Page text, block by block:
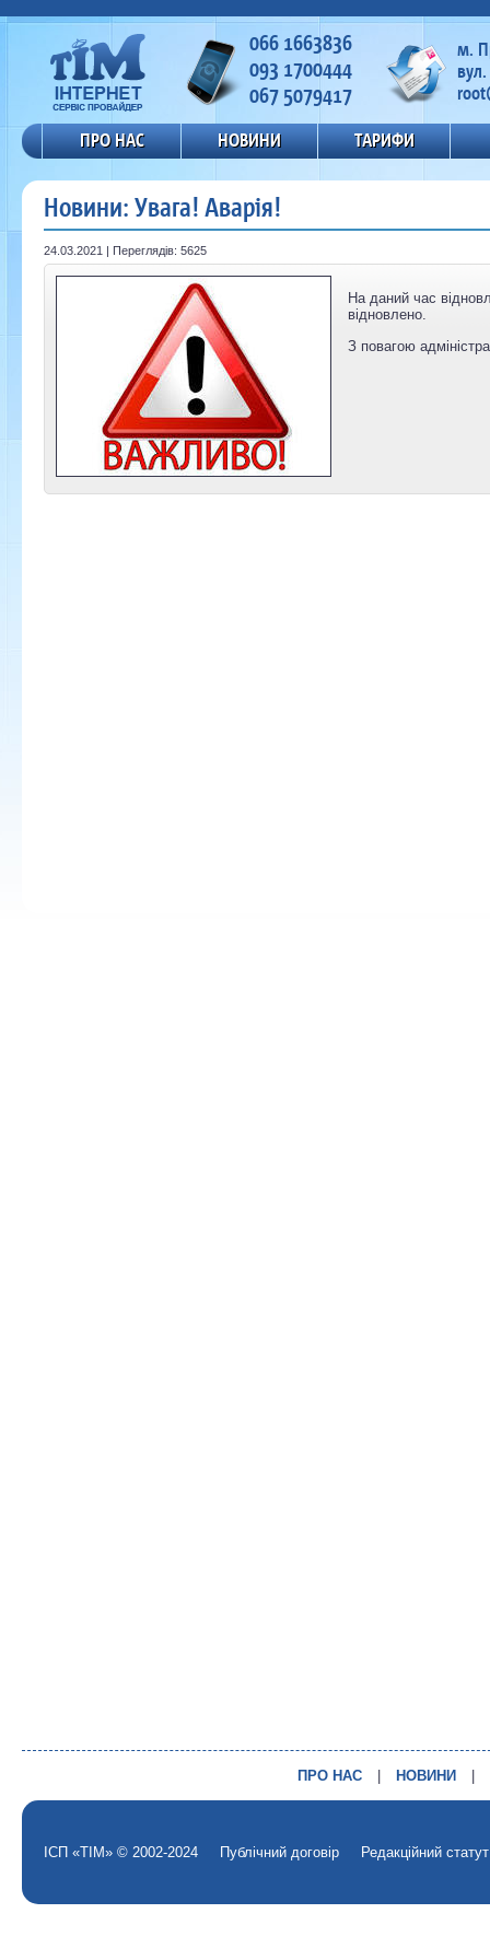
066 1663836
093 1700444
067 5079417
м.
ПРО НАС НОВИНИ ТАРИФИ
Новини: Увага! Аварія!
24.03.2021 | Переглядів: 5625
На даний час
відновлено.
З повагою
ПРО НАС НОВИНИ
ІСП «ТІМ» © 2002-2024 Публічний договір Редакційний статут